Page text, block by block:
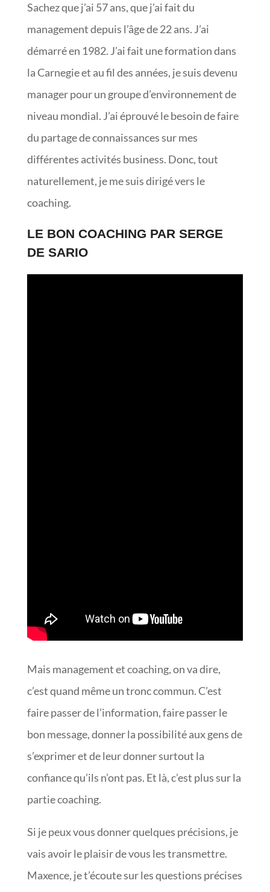
Sachez que j’ai 57 ans, que j’ai fait du
management depuis l’âge de 22 ans. J’ai
démarré en 1982. J’ai fait une formation dans
la Carnegie et au fil des années, je suis devenu
manager pour un groupe d’environnement de
niveau mondial. J’ai éprouvé le besoin de faire
du partage de connaissances sur mes
différentes activités business. Donc, tout
naturellement, je me suis dirigé vers le
coaching.
LE BON COACHING PAR SERGE
DE SARIO
Mais management et coaching, on va dire,
c’est quand même un tronc commun. C’est
faire passer de l’information, faire passer le
bon message, donner la possibilité aux gens de
s’exprimer et de leur donner surtout la
confiance qu’ils n’ont pas. Et là, c’est plus sur la
partie coaching.
Si je peux vous donner quelques précisions, je
vais avoir le plaisir de vous les transmettre.
Maxence, je t’écoute sur les questions précises